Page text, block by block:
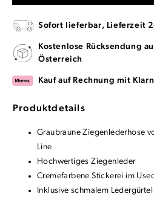
Sofort lieferbar, Lieferzeit
Kostenlose Rücksendung
Österreich
Kauf auf Rechnung mit
Produktdetails
Graubraune Ziegenlederhose
Line
Hochwertiges Ziegenleder
Cremefarbene Stickerei im
Inklusive schmalem